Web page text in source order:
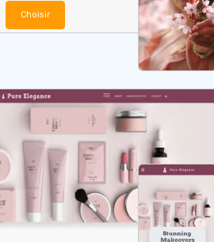
Choisir